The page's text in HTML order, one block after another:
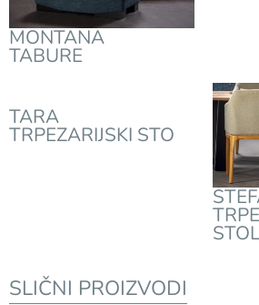
MONTANA
TABURE
TARA
TRPEZARIJSKI STO
SLIČNI PROIZVODI